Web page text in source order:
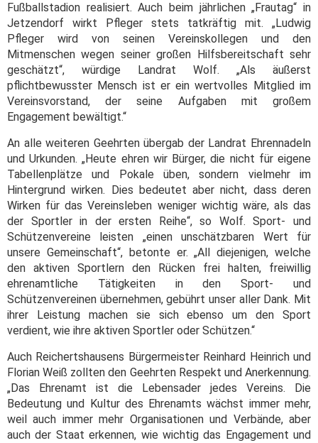
Fußballstadion realisiert. Auch beim jährlichen „Frautag“ in
Jetzendorf wirkt Pfleger stets tatkräftig mit. „Ludwig
Pfleger wird von seinen Vereinskollegen und den
Mitmenschen wegen seiner großen Hilfsbereitschaft sehr
geschätzt“, würdige Landrat Wolf. „Als äußerst
pflichtbewusster Mensch ist er ein wertvolles Mitglied im
Vereinsvorstand, der seine Aufgaben mit großem
Engagement bewältigt.“
An alle weiteren Geehrten übergab der Landrat Ehrennadeln
und Urkunden. „Heute ehren wir Bürger, die nicht für eigene
Tabellenplätze und Pokale üben, sondern vielmehr im
Hintergrund wirken. Dies bedeutet aber nicht, dass deren
Wirken für das Vereinsleben weniger wichtig wäre, als das
der Sportler in der ersten Reihe“, so Wolf. Sport- und
Schützenvereine leisten „einen unschätzbaren Wert für
unsere Gemeinschaft“, betonte er. „All diejenigen, welche
den aktiven Sportlern den Rücken frei halten, freiwillig
ehrenamtliche Tätigkeiten in den Sport- und
Schützenvereinen übernehmen, gebührt unser aller Dank. Mit
ihrer Leistung machen sie sich ebenso um den Sport
verdient, wie ihre aktiven Sportler oder Schützen.“
Auch Reichertshausens Bürgermeister Reinhard Heinrich und
Florian Weiß zollten den Geehrten Respekt und Anerkennung.
„Das Ehrenamt ist die Lebensader jedes Vereins. Die
Bedeutung und Kultur des Ehrenamts wächst immer mehr,
weil auch immer mehr Organisationen und Verbände, aber
auch der Staat erkennen, wie wichtig das Engagement und